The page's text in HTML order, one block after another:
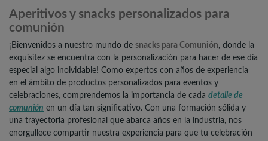
Aperitivos y snacks personalizados para
comunión
¡Bienvenidos a nuestro mundo de snacks para Comunión, donde la
exquisitez se encuentra con la personalización para hacer de ese día
especial algo inolvidable! Como expertos con años de experiencia
en el ámbito de productos personalizados para eventos y
celebraciones, comprendemos la importancia de cada detalle de
comunión en un día tan significativo. Con una formación sólida y
una trayectoria profesional que abarca años en la industria, nos
enorgullece compartir nuestra experiencia para que tu celebración